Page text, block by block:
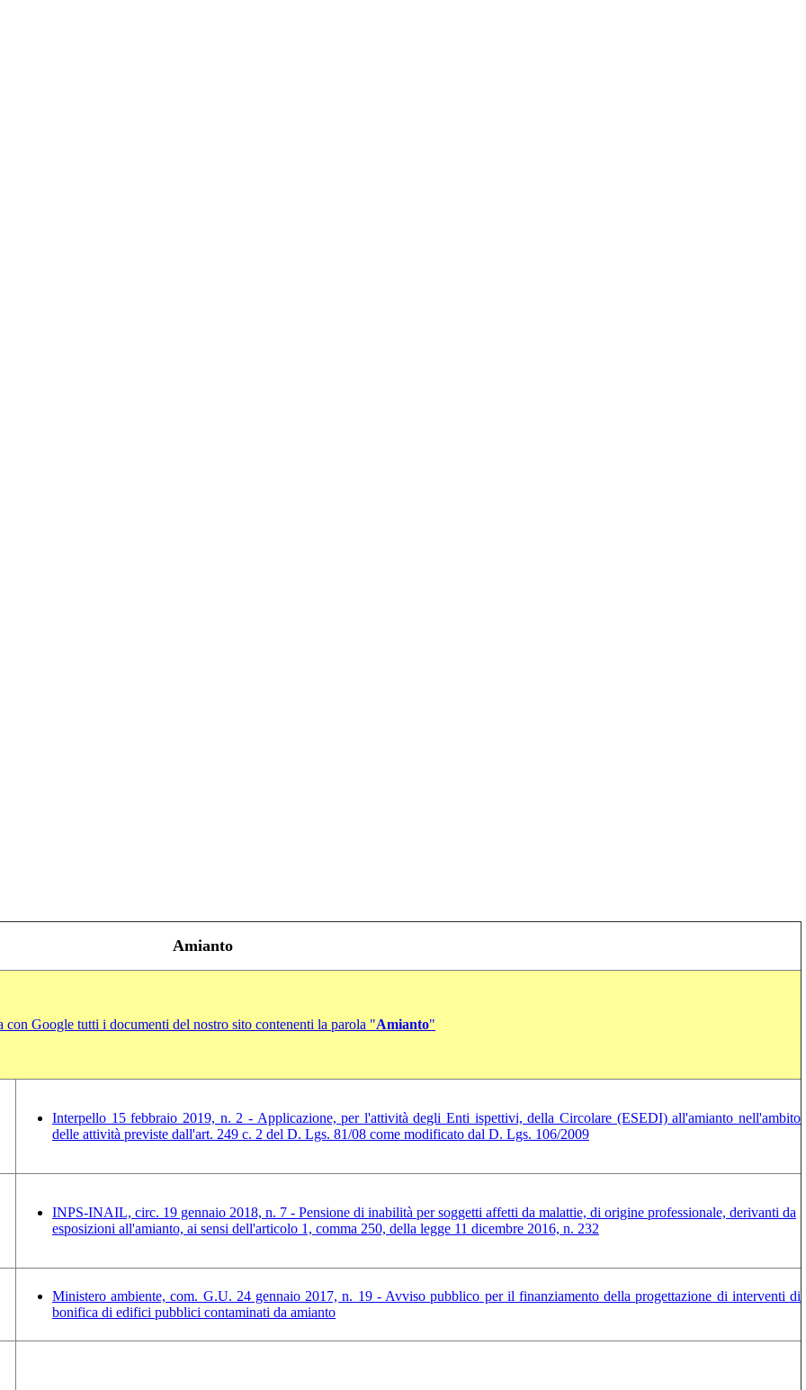
Amianto
con Google tutti i documenti del nostro sito contenenti la parola "Amianto"
Interpello 15 febbraio 2019, n. 2 - Applicazione, per l'attività degli Enti ispettivi, della Circolare (ESEDI) all'amianto nell'ambito
delle attività previste dall'art. 249 c. 2 del D. Lgs. 81/08 come modificato dal D. Lgs. 106/2009
INPS-INAIL, circ. 19 gennaio 2018, n. 7 - Pensione di inabilità per soggetti affetti da malattie, di origine professionale, derivanti da
esposizioni all'amianto, ai sensi dell'articolo 1, comma 250, della legge 11 dicembre 2016, n. 232
Ministero ambiente, com. G.U. 24 gennaio 2017, n. 19 - Avviso pubblico per il finanziamento della progettazione di interventi di
bonifica di edifici pubblici contaminati da amianto